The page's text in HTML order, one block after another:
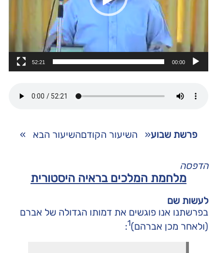
00:00
52:21
פרשת שבוע« השיעור הקודםהשיעור הבא »
הדפסה
מלחמת המלכים בראיה היסטורית
לעשות שם
בפרשתנו אנו פוגשים את דמותו הגדולה של אברם
(ולאחר מכן אברהם)1
: